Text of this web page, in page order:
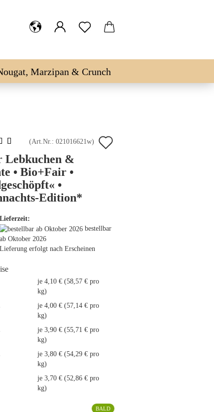
Marzipan & Crunch
(Art.Nr.: 021016621w)
Lebkuchen &
• Bio+Fair •
•
Edition*
Lieferzeit:
bestellbar
ab Oktober 2026
Lieferung erfolgt nach Erscheinen
je 4,10 € (58,57 € pro
kg)
je 4,00 € (57,14 € pro
kg)
je 3,90 € (55,71 € pro
kg)
je 3,80 € (54,29 € pro
kg)
je 3,70 € (52,86 € pro
kg)
BALD